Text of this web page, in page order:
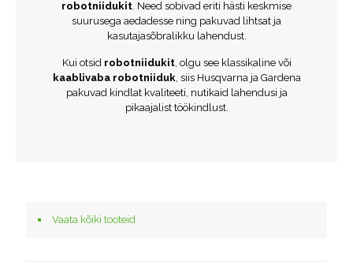
robotniidukit . Need sobivad eriti hästi keskmise
suurusega aedadesse ning pakuvad lihtsat ja
kasutajasõbralikku lahendust.
Kui otsid robotniidukit, olgu see klassikaline või
kaablivaba robotniiduk , siis Husqvarna ja Gardena
pakuvad kindlat kvaliteeti, nutikaid lahendusi ja
pikaajalist töökindlust.
Vaata kõiki tooteid